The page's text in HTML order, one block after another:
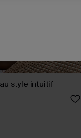
style intuitif